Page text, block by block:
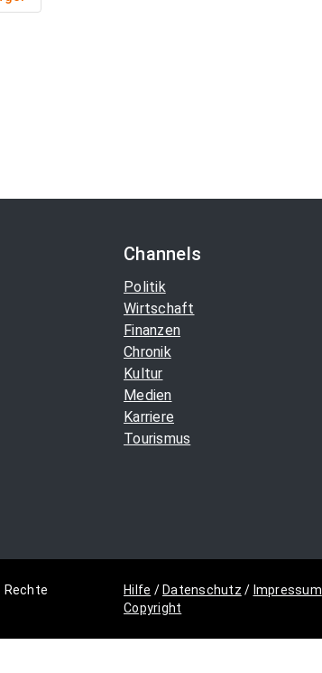
Channels
Politik
Wirtschaft
Finanzen
Chronik
Kultur
Medien
Karriere
Tourismus
Rechte
Hilfe / Datenschutz / Impressum
Copyright